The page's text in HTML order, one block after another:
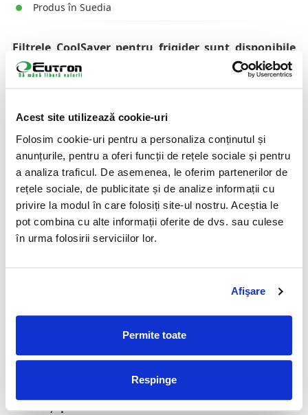
Acest site utilizează cookie-uri
Folosim cookie-uri pentru a personaliza conținutul și
anunțurile, pentru a oferi funcții de rețele sociale și pentru
a analiza traficul. De asemenea, le oferim partenerilor de
rețele sociale, de publicitate și de analize informații cu
privire la modul în care folosiți site-ul nostru. Aceștia le
pot combina cu alte informații oferite de dvs. sau culese
în urma folosirii serviciilor lor.
Afişare
Permite toate
Respinge
Produs în Suedia
Filtrele CoolSaver pentru frigider sunt disponibile
în două game:
Gama casnică CoolSaver pentru utilizarea rezidențială
-vezi aici produsul
mai multe variante de dimenisune și capacitate -
aici produsele
Cum funcționează CoolSaver?
Zeoliții, mineralele naturale din filtrele CoolSaver sunt
cunoscute pentru capacitatea de a absoarbe excesului
de umiditate și de a neutraliza gazului de etilenă,
responsabil pentru supracoacerea fructelor și
legumelor. Acest proces prelungește durata de
valabilitate a alimentelor cu 30-50%.
umiditate mare, ceea ce contribuie la economii
produsele dedicate absorbției umidității pentru
la nivel chimic, împiedicând trecerea moleculelor de la
umiditate la condens. Acțiunea mineralelor se numește și
Testat și produs în Suedia